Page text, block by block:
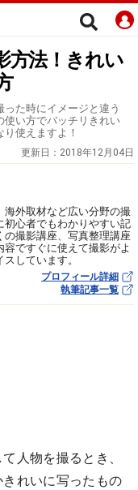
方法！きれい
た時にイメージと違う
使い方でバッチリきれい
使えますよ！
更新日： 2018年12月04日
海外取材など広い分野の撮
初心者でもわかりやすい記
の撮影講座、写真整理講座
ですぐに使えて撮影がよ
しています。
プロフィール詳細
執筆記事一覧
人物を撮るとき、
れいに写ったもの